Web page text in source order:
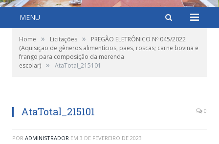
MENU
Home » Licitações »
PREGÃO ELETRÔNICO Nº 045/2022
(Aquisição de gêneros alimentícios, pães, roscas; carne bovina e
frango para composição da merenda
escolar) » AtaTotal_215101
AtaTotal_215101 0
POR ADMINISTRADOR EM 3 DE FEVEREIRO DE 2023